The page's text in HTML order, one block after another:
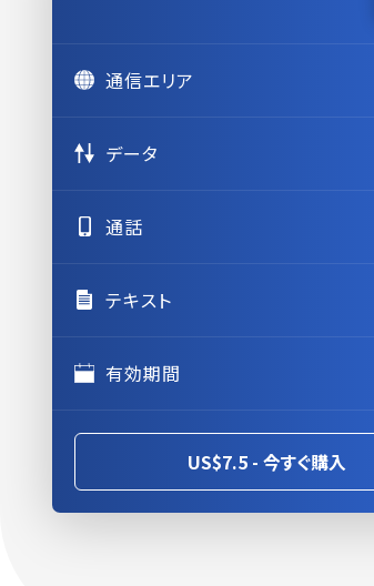
通信エリア
データ
通話
テキスト
有効期間
US$7.5 - 今すぐ購入